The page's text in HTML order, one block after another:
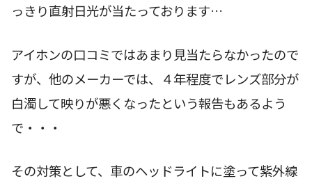
っきり直射日光が当たっております…
アイホンの口コミではあまり見当たらなかったので
すが、他のメーカーでは、４年程度でレンズ部分が
白濁して映りが悪くなったという報告もあるよう
で・・・
その対策として、車のヘッドライトに塗って紫外線